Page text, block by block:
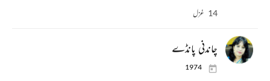
14 غزل
چاندنی پانڈے
1974